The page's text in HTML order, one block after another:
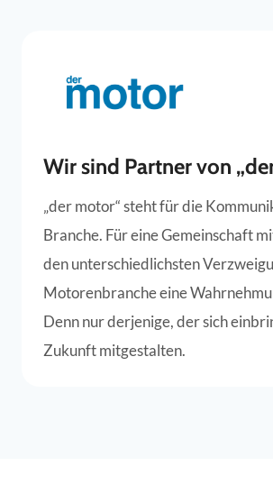
Wir sind Partner von
„der motor“ steht für die
Branche. Für eine Gemeinschaft
den unterschiedlichsten
Motorenbranche eine
Denn nur derjenige, der sich
Zukunft mitgestalten.